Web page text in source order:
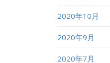
2020年10月
2020年9月
2020年7月